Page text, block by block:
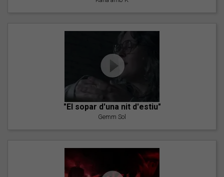
"El sopar d'una nit d'estiu"
Gemm Sol